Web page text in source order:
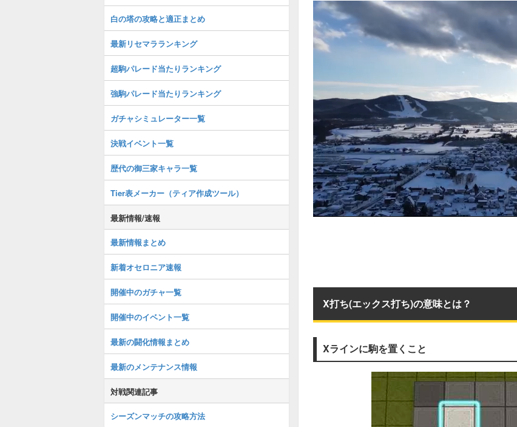
X打ち(エックス打ち)の意味とは？
Xラインに駒を置くこと
白の塔の攻略と適正まとめ
最新リセマラランキング
超駒パレード当たりランキング
強駒パレード当たりランキング
ガチャシミュレーター一覧
決戦イベント一覧
歴代の御三家キャラ一覧
Tier表メーカー（ティア作成ツール）
最新情報/速報
最新情報まとめ
新着オセロニア速報
開催中のガチャ一覧
開催中のイベント一覧
最新の闘化情報まとめ
最新のメンテナンス情報
対戦関連記事
シーズンマッチの攻略方法